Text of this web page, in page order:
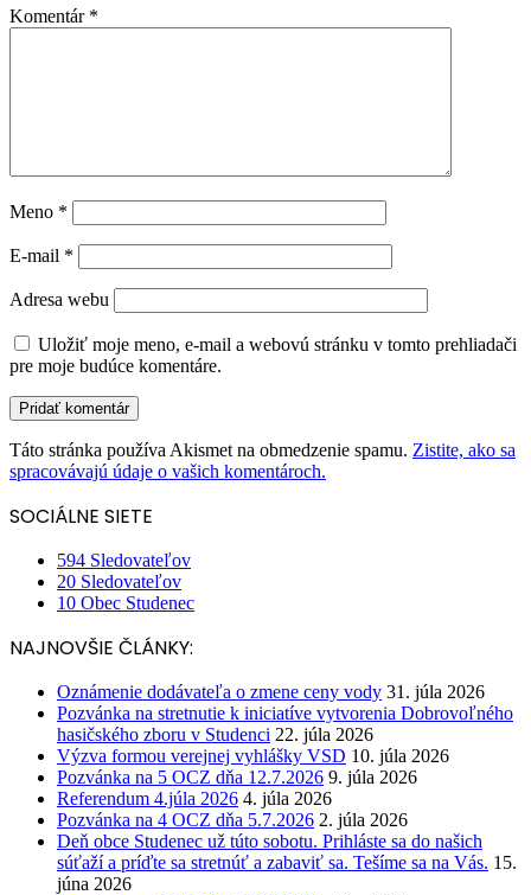
Komentár *
Meno *
E-mail *
Adresa webu
Uložiť moje meno, e-mail a webovú stránku v tomto prehliadači
pre moje budúce komentáre.
Táto stránka používa Akismet na obmedzenie spamu. Zistite, ako sa
spracovávajú údaje o vašich komentároch.
SOCIÁLNE SIETE
594 Sledovateľov
20 Sledovateľov
10 Obec Studenec
NAJNOVŠIE ČLÁNKY:
Oznámenie dodávateľa o zmene ceny vody 31. júla 2026
Pozvánka na stretnutie k iniciatíve vytvorenia Dobrovoľného
hasičského zboru v Studenci 22. júla 2026
Výzva formou verejnej vyhlášky VSD 10. júla 2026
Pozvánka na 5 OCZ dňa 12.7.2026 9. júla 2026
Referendum 4.júla 2026 4. júla 2026
Pozvánka na 4 OCZ dňa 5.7.2026 2. júla 2026
Deň obce Studenec už túto sobotu. Prihláste sa do našich
súťaží a príďte sa stretnúť a zabaviť sa. Tešíme sa na Vás. 15.
júna 2026